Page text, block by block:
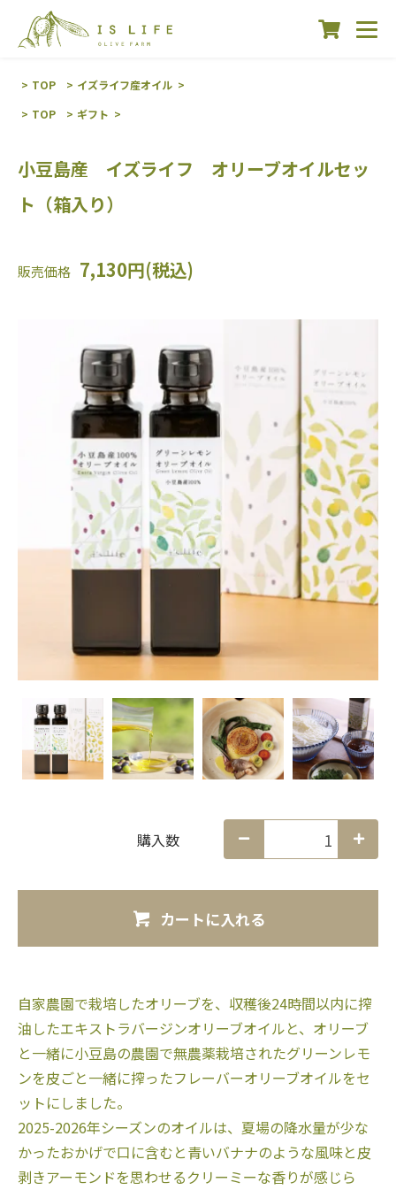
TOP
イズライフ産オイル
TOP
ギフト
小豆島産 イズライフ オリーブオイルセッ
ト（箱入り）
販売価格 7,130円(税込)
自家農園で栽培したオリーブを、収穫後24時間以内に搾
油したエキストラバージンオリーブオイルと、オリーブ
と一緒に小豆島の農園で無農薬栽培されたグリーンレモ
ンを皮ごと一緒に搾ったフレーバーオリーブオイルをセ
ットにしました。
2025-2026年シーズンのオイルは、夏場の降水量が少な
かったおかげで口に含むと青いバナナのような風味と皮
剥きアーモンドを思わせるクリーミーな香りが感じら
購入数
カートに入れる